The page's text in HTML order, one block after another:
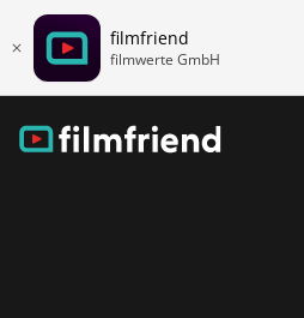
filmfriend
filmwerte GmbH